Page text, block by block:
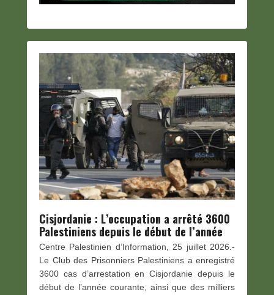
Cisjordanie : L’occupation a arrêté 3600
Palestiniens depuis le début de l’année
Centre Palestinien d’Information, 25 juillet 2026.-
Le Club des Prisonniers Palestiniens a enregistré
3600 cas d’arrestation en Cisjordanie depuis le
début de l’année courante, ainsi que des milliers